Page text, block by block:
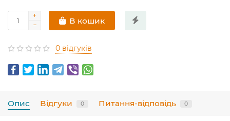
В кошик
0 відгуків
Опис Відгуки 0 Питання-відповідь 0